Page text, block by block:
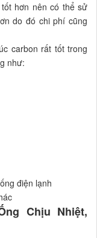
hơn nên có thể sử
do đó chi phí cũng
carbon rất tốt trong
như:
điện lạnh
Chịu Nhiệt,